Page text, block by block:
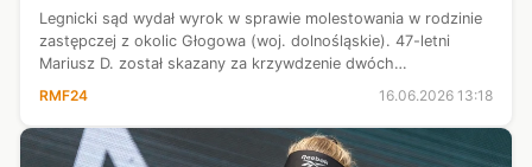
Legnicki sąd wydał wyrok w sprawie molestowania w rodzinie
zastępczej z okolic Głogowa (woj. dolnośląskie). 47-letni
Mariusz D. został skazany za krzywdzenie dwóch
dziewczynek.
RMF24 16.06.2026 13:18